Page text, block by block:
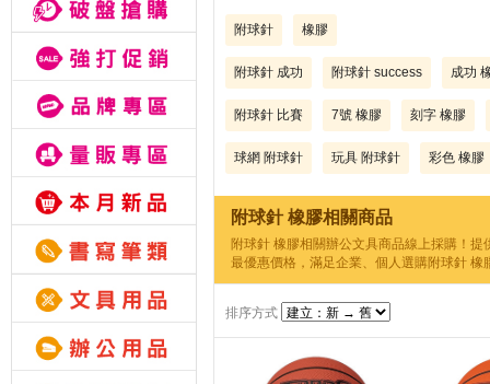
附球針 橡膠
附球針 成功 附球針 success 成功
附球針 比賽 7號 橡膠 刻字 橡膠
球網 附球針 玩具 附球針 彩色 橡膠
附球針 橡膠相關商品
附球針 橡膠相關辦公文具商品線上採購！
最優惠價格，滿足企業、個人選購附球針 橡
排序方式